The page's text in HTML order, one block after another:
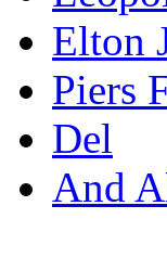
Elton
Piers
Del
And